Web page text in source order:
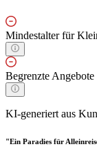
Mindestalter für
Begrenzte
KI-generiert aus
"Ein Paradies für